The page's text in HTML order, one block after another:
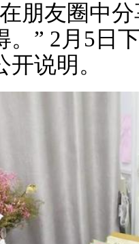
朋友圈中
。” 2月5日
说明。